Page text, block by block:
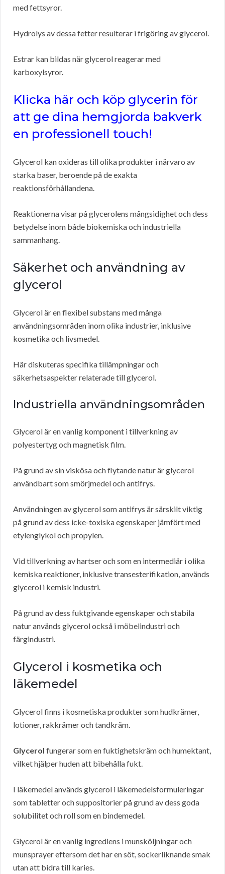
med fettsyror.
Hydrolys av dessa fetter resulterar i frigöring av glycerol.
Estrar kan bildas när glycerol reagerar med
karboxylsyror.
Klicka här och köp glycerin för
att ge dina hemgjorda bakverk
en professionell touch!
Glycerol kan oxideras till olika produkter i närvaro av
starka baser, beroende på de exakta
reaktionsförhållandena.
Reaktionerna visar på glycerolens mångsidighet och dess
betydelse inom både biokemiska och industriella
sammanhang.
Säkerhet och användning av
glycerol
Glycerol är en flexibel substans med många
användningsområden inom olika industrier, inklusive
kosmetika och livsmedel.
Här diskuteras specifika tillämpningar och
säkerhetsaspekter relaterade till glycerol.
Industriella användningsområden
Glycerol är en vanlig komponent i tillverkning av
polyestertyg och magnetisk film.
På grund av sin viskösa och flytande natur är glycerol
användbart som smörjmedel och antifrys.
Användningen av glycerol som antifrys är särskilt viktig
på grund av dess icke-toxiska egenskaper jämfört med
etylenglykol och propylen.
Vid tillverkning av hartser och som en intermediär i olika
kemiska reaktioner, inklusive transesterifikation, används
glycerol i kemisk industri.
På grund av dess fuktgivande egenskaper och stabila
natur används glycerol också i möbelindustri och
färgindustri.
Glycerol i kosmetika och
läkemedel
Glycerol finns i kosmetiska produkter som hudkrämer,
lotioner, rakkrämer och tandkräm.
Glycerol fungerar som en fuktighetskräm och humektant,
vilket hjälper huden att bibehålla fukt.
I läkemedel används glycerol i läkemedelsformuleringar
som tabletter och suppositorier på grund av dess goda
solubilitet och roll som en bindemedel.
Glycerol är en vanlig ingrediens i munsköljningar och
munsprayer eftersom det har en söt, sockerliknande smak
utan att bidra till karies.